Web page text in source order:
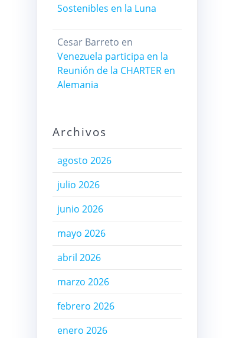
Sostenibles en la Luna
Cesar Barreto en
Venezuela participa en la
Reunión de la CHARTER en
Alemania
Archivos
agosto 2026
julio 2026
junio 2026
mayo 2026
abril 2026
marzo 2026
febrero 2026
enero 2026